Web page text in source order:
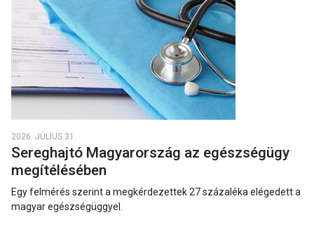
2026. JÚLIUS 31.
Sereghajtó Magyarország az egészségügy
megítélésében
Egy felmérés szerint a megkérdezettek 27 százaléka elégedett a
magyar egészségüggyel.